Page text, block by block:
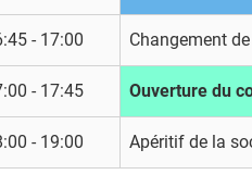
- 17:00 Changement
- 17:45 Ouverture du
- 19:00 Apéritif de la